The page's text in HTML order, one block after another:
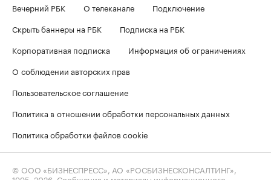
Вечерний РБК
О телеканале
Подключение
Скрыть баннеры на РБК
Подписка на РБК
Корпоративная подписка
Информация об ограничениях
О соблюдении авторских прав
Пользовательское соглашение
Политика в отношении обработки персональных данных
Политика обработки файлов cookie
© ООО «БИЗНЕСПРЕСС», АО «РОСБИЗНЕСКОНСАЛТИНГ»,